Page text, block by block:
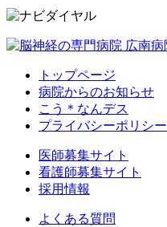
トップページ
病院からのお知らせ
こう＊なんデス
プライバシーポリシー
医師募集サイト
看護師募集サイト
採用情報
よくある質問